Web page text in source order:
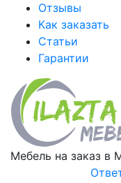
Отзывы
Как заказать
Статьи
Гарантии
Мебель на заказ в